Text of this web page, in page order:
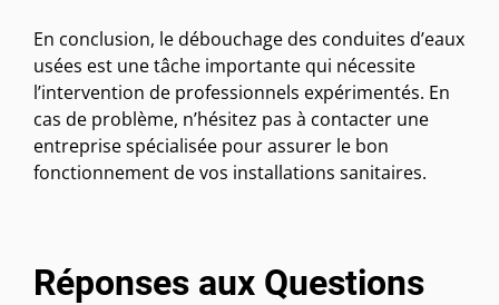
En conclusion, le débouchage des conduites d’eaux
usées est une tâche importante qui nécessite
l’intervention de professionnels expérimentés. En
cas de problème, n’hésitez pas à contacter une
entreprise spécialisée pour assurer le bon
fonctionnement de vos installations sanitaires.
Réponses aux Questions